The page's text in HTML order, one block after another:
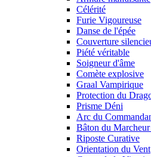
Célérité
Furie Vigoureuse
Danse de l'épée
Couverture
Piété véritable
Soigneur d'âme
Comète explosive
Graal Vampirique
Protection du
Prisme Déni
Arc du
Bâton du
Riposte Curative
Orientation du Vent